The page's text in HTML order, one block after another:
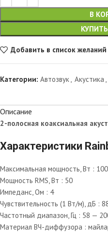
В
Добавить в список желаний
Категории: Автозвук, Акустика ,
Описание
2-полосная коаксиальная
Характеристики
Максимальная мощность, Вт : 100
Мощность RMS, Вт : 50
Импеданс, Ом : 4
Чувствительность (1 Вт/м), дБ :
Частотный диапазон, Гц : 58 —
Материал ВЧ-диффузора :